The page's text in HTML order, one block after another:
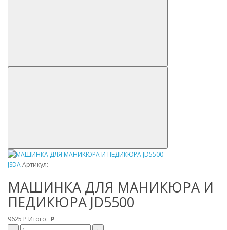
JSDAАртикул:
МАШИНКА ДЛЯ МАНИКЮРА И
ПЕДИКЮРА JD5500
9625 Р Итого: Р